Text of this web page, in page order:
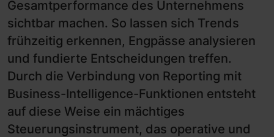
Gesamtperformance des Unternehmens
sichtbar machen. So lassen sich Trends
frühzeitig erkennen, Engpässe analysieren
und fundierte Entscheidungen treffen.
Durch die Verbindung von Reporting mit
Business-Intelligence-Funktionen entsteht
auf diese Weise ein mächtiges
Steuerungsinstrument, das operative und